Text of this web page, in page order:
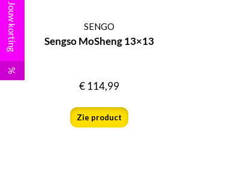
SENGO
Sengso MoSheng 13×13
€114,99
Zie product
Jouw korting
%